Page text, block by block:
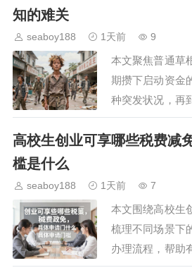
知的难关
seaboy188 1天前 9
本文聚焦普通草
期攒下启动资金
种突发状况，再
程，展现普通人
际收获，给想要
高校生创业可享哪些税费减
槛是什么
seaboy188 1天前 7
本文围绕高校生
梳理不同场景下
办理流程，帮助
解政策红利，降